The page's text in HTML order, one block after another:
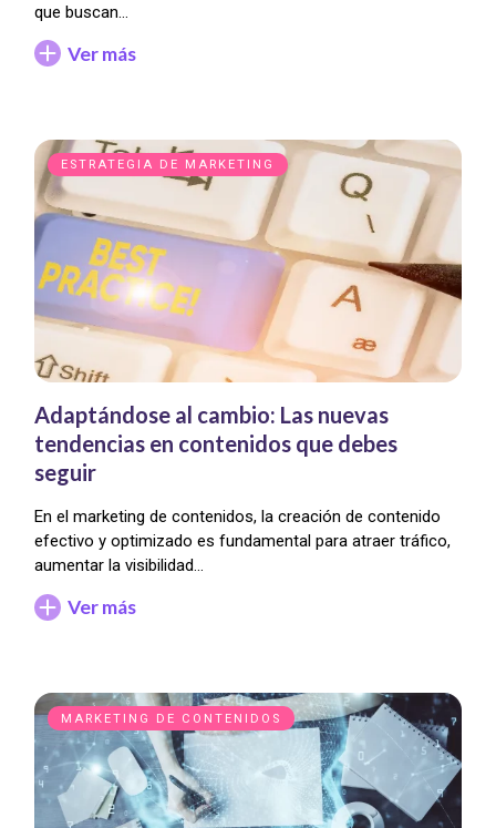
que buscan…
Ver más
ESTRATEGIA DE MARKETING
Adaptándose al cambio: Las nuevas
tendencias en contenidos que debes
seguir
En el marketing de contenidos, la creación de contenido
efectivo y optimizado es fundamental para atraer tráfico,
aumentar la visibilidad…
Ver más
MARKETING DE CONTENIDOS